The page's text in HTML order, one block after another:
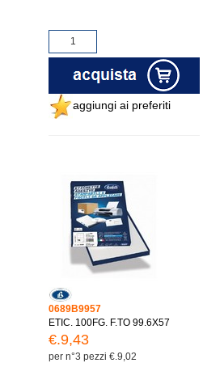
aggiungi ai preferiti
0689B9957
ETIC. 100FG. F.TO 99.6X57
€.9,43
per n°3 pezzi €.9,02